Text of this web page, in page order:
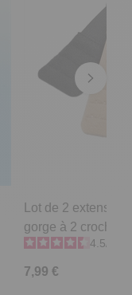
Lot de 2
gorge à 2 crochets
4.5
7,99 €